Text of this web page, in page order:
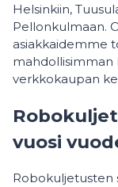
Helsinkiin,
Pellonkulmaan.
asiakkaidemme
mahdollisimman
verkkokaupan
vuosi
Robokuljetusten